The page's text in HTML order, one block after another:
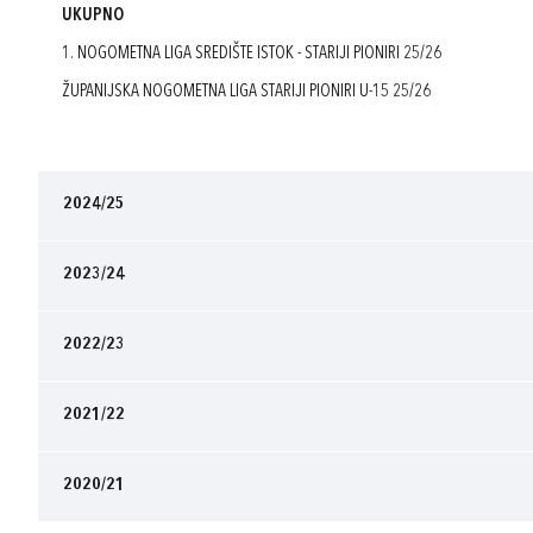
UKUPNO
1. NOGOMETNA LIGA SREDIŠTE ISTOK - STARIJI PIONIRI 25/26
ŽUPANIJSKA NOGOMETNA LIGA STARIJI PIONIRI U-15 25/26
2024/25
2023/24
2022/23
2021/22
2020/21